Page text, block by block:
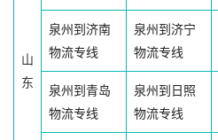
山
东
泉州到济南
物流专线
泉州到济宁
物流专线
泉州到青岛
物流专线
泉州到日照
物流专线